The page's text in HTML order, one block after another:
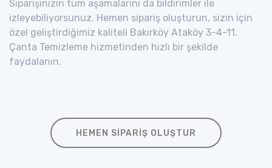
Siparişinizin tüm aşamalarını da bildirimler ile
izleyebiliyorsunuz. Hemen sipariş oluşturun, sizin için
özel geliştirdiğimiz kaliteli Bakırköy Ataköy 3-4-11.
Çanta Temizleme hizmetinden hızlı bir şekilde
faydalanın.
HEMEN SIPARIŞ OLUŞTUR